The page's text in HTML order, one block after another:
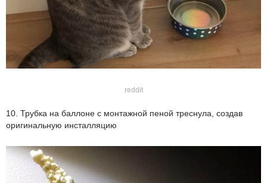
reddit
10. Трубка на баллоне с монтажной пеной треснула, создав
оригинальную инсталляцию